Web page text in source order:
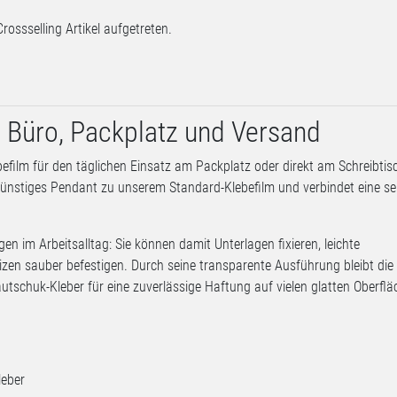
Artikel aufgetreten.
Packplatz und Versand
für den täglichen Einsatz am Packplatz oder direkt am
Pendant zu unserem Standard-Klebefilm und verbindet eine
im Arbeitsalltag: Sie können damit Unterlagen fixieren, leichte
sauber befestigen. Durch seine transparente Ausführung bleibt die
Kleber für eine zuverlässige Haftung auf vielen glatten